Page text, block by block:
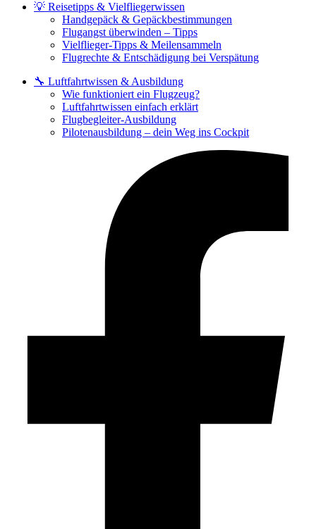
💡 Reisetipps & Vielfliegerwissen
Handgepäck & Gepäckbestimmungen
Flugangst überwinden – Tipps
Vielflieger-Tipps & Meilensammeln
Flugrechte & Entschädigung bei Verspätung
🔧 Luftfahrtwissen & Ausbildung
Wie funktioniert ein Flugzeug?
Luftfahrtwissen einfach erklärt
Flugbegleiter-Ausbildung
Pilotenausbildung – dein Weg ins Cockpit